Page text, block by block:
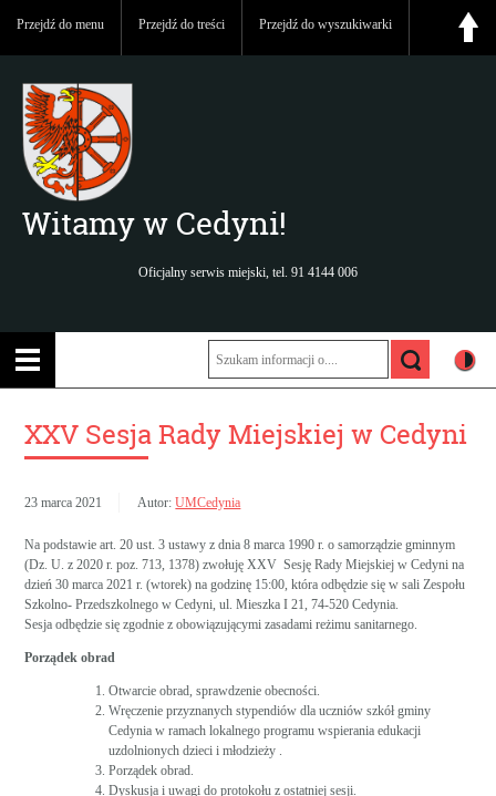
Przejdź do menu Przejdź do treści Przejdź do wyszukiwarki
Witamy w Cedyni!
Oficjalny serwis miejski, tel. 91 4144 006
XXV Sesja Rady Miejskiej w Cedyni
23 marca 2021 Autor:UMCedynia
Na podstawie art. 20 ust. 3 ustawy z dnia 8 marca 1990 r. o samorządzie gminnym
(Dz. U. z 2020 r. poz. 713, 1378) zwołuję XXV Sesję Rady Miejskiej w Cedyni na
dzień 30 marca 2021 r. (wtorek) na godzinę 15:00, która odbędzie się w sali Zespołu
Szkolno- Przedszkolnego w Cedyni, ul. Mieszka I 21, 74-520 Cedynia.
Sesja odbędzie się zgodnie z obowiązującymi zasadami reżimu sanitarnego.
Porządek obrad
Otwarcie obrad, sprawdzenie obecności.
Wręczenie przyznanych stypendiów dla uczniów szkół gminy
Cedynia w ramach lokalnego programu wspierania edukacji
uzdolnionych dzieci i młodzieży .
Porządek obrad.
Dyskusja i uwagi do protokołu z ostatniej sesji.